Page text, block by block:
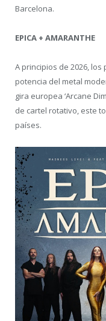
Barcelona.
EPICA + AMARANTHE
A principios de 2026,
potencia del metal
gira europea ‘Arcane
de cartel rotativo, este
países.